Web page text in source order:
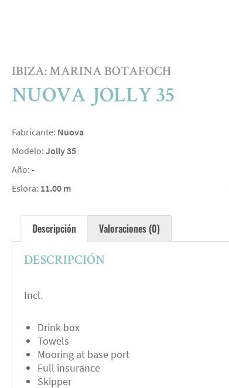
IBIZA: MARINA BOTAFOCH
NUOVA JOLLY 35
Fabricante: Nuova
Modelo: Jolly 35
Año: -
Eslora: 11.00 m
Descripción Valoraciones (0)
DESCRIPCIÓN
Incl.
Drink box
Towels
Mooring at base port
Full insurance
Skipper